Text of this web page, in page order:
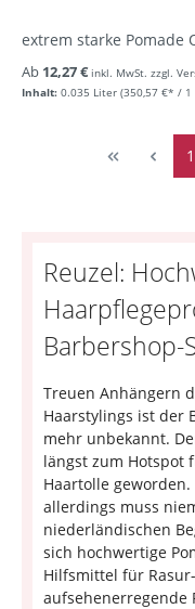
extrem starke Pomade
Inhalt: 0.035 Liter (350,57 €* / 1
Ab 12,27 € inkl. MwSt. zzgl.
1
Reuzel:
Barbershop-
Treuen Anhängern
Haarstylings ist der
mehr unbekannt.
längst zum Hotspot
Haartolle
allerdings muss
niederländischen
sich hochwertige
Hilfsmittel für
aufsehenerregende